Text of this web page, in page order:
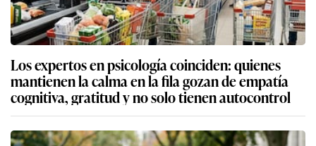
Los expertos en psicología coinciden: quienes
mantienen la calma en la fila gozan de empatía
cognitiva, gratitud y no solo tienen autocontrol